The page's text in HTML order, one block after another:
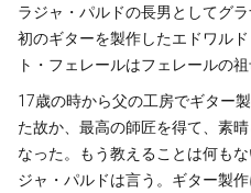
ラジャ・パルドの長男としてグ
初のギターを製作したエドワル
ト・フェレールはフェレールの祖
17歳の時から父の工房でギター
た故か、最高の師匠を得て、素
なった。もう教えることは何も
ジャ・パルドは言う。ギター製